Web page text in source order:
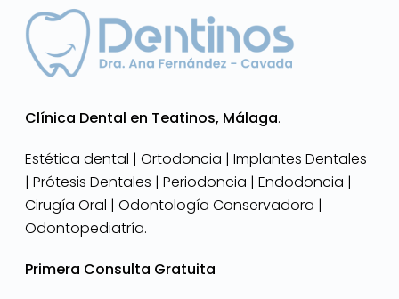
Clínica Dental en Teatinos, Málaga.
Estética dental | Ortodoncia | Implantes Dentales
| Prótesis Dentales | Periodoncia | Endodoncia |
Cirugía Oral | Odontología Conservadora |
Odontopediatría.
Primera Consulta Gratuita